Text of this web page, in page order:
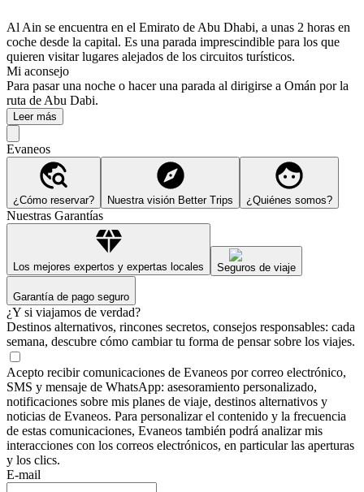
Al Ain se encuentra en el Emirato de Abu Dhabi, a unas 2 horas en
coche desde la capital. Es una parada imprescindible para los que
quieren visitar lugares alejados de los circuitos turísticos.
Mi aconsejo
Para pasar una noche o hacer una parada al dirigirse a Omán por la
ruta de Abu Dabi.
Leer más
Evaneos
¿Cómo reservar? Nuestra visión Better Trips ¿Quiénes somos?
Nuestras Garantías
Los mejores expertos y expertas locales Seguros de viaje
Garantía de pago seguro
¿Y si viajamos de verdad?
Destinos alternativos, rincones secretos, consejos responsables: cada
semana, descubre cómo cambiar tu forma de pensar sobre los viajes.
Acepto recibir comunicaciones de Evaneos por correo electrónico,
SMS y mensaje de WhatsApp: asesoramiento personalizado,
notificaciones sobre mis planes de viaje, destinos alternativos y
noticias de Evaneos. Para personalizar el contenido y la frecuencia
de estas comunicaciones, Evaneos también podrá analizar mis
interacciones con los correos electrónicos, en particular las aperturas
y los clics.
E-mail